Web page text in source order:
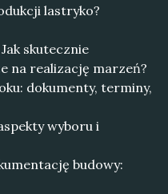
lastryko?
skutecznie
na realizację marzeń?
dokumenty, terminy,
wyboru i
budowy: